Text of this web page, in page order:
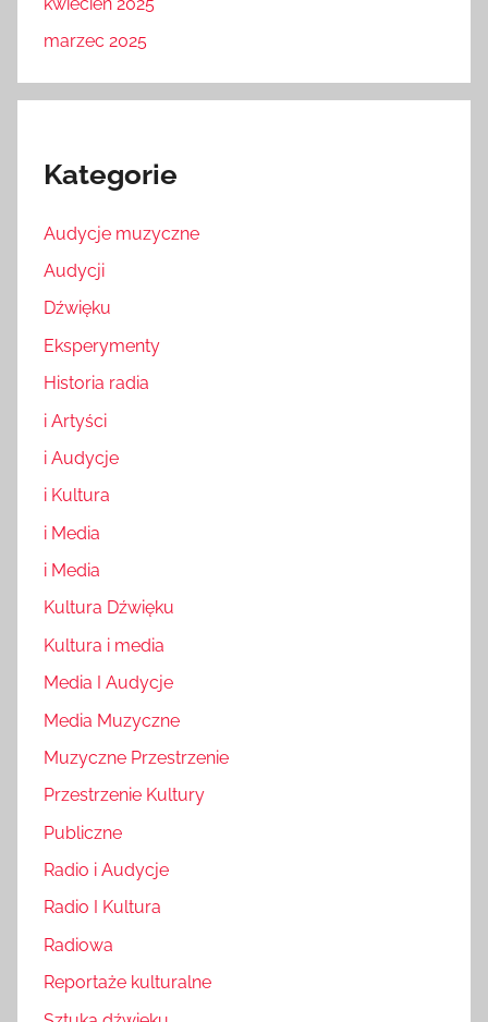
marzec 2025
Kategorie
Audycje muzyczne
Audycji
Dźwięku
Eksperymenty
Historia radia
i Artyści
i Audycje
i Kultura
i Media
i Media
Kultura Dźwięku
Kultura i media
Media I Audycje
Media Muzyczne
Muzyczne Przestrzenie
Przestrzenie Kultury
Publiczne
Radio i Audycje
Radio I Kultura
Radiowa
Reportaże kulturalne